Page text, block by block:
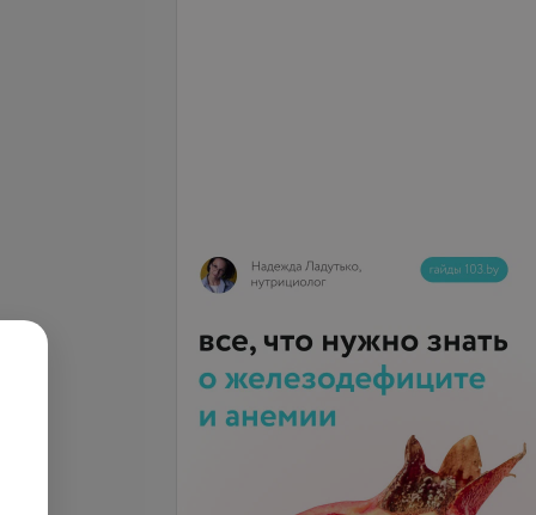
Депиляция зоны глубокого